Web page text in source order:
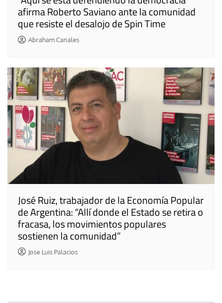
afirma Roberto Saviano ante la comunidad
que resiste el desalojo de Spin Time
Abraham Canales
José Ruiz, trabajador de la Economía Popular
de Argentina: “Allí donde el Estado se retira o
fracasa, los movimientos populares
sostienen la comunidad”
Jose Luis Palacios